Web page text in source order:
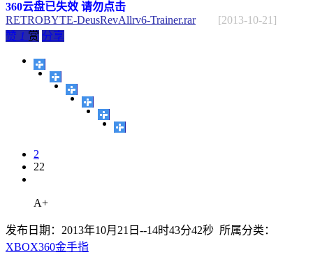
360云盘已失效 请勿点击
RETROBYTE-DeusRevAllrv6-Trainer.rar
[2013-10-21]
赞 1 赏 分享
2
22
A+
发布日期：2013年10月21日--14时43分42秒 所属分类：
XBOX360金手指